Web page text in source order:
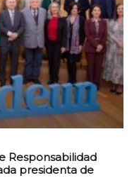
Responsabilidad
presidenta de